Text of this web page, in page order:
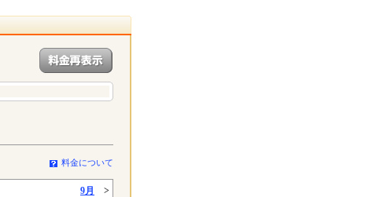
料金について
9月 >